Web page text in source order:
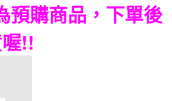
預購商品，下單後
!!